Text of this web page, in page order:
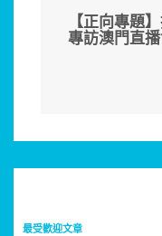
【正向專題
專訪澳門直
最受歡迎文章